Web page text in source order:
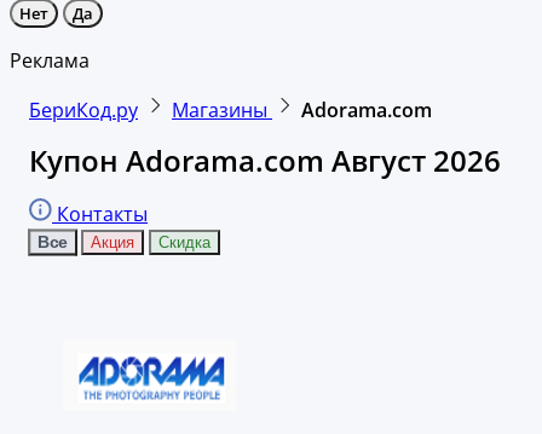
Нет Да
Реклама
БериКод.ру
Магазины Adorama.com
Купон Adorama.com Август 2026
Контакты
Все Акция Скидка